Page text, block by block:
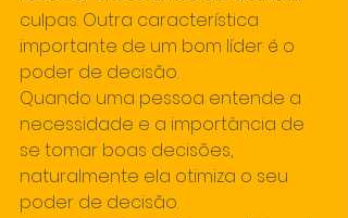
culpas. Outra característica
importante de um bom líder é o
poder de decisão.
Quando uma pessoa entende a
necessidade e a importância de
se tomar boas decisões,
naturalmente ela otimiza o seu
poder de decisão.